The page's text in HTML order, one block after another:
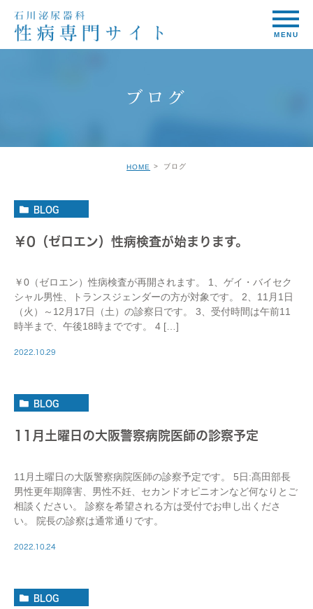
ブログ
HOME ブログ
BLOG
￥0（ゼロエン）性病検査が始まります。
￥0（ゼロエン）性病検査が再開されます。 1、ゲイ・バイセク
シャル男性、トランスジェンダーの方が対象です。 2、11月1日
（火）～12月17日（土）の診察日です。 3、受付時間は午前11
時半まで、午後18時までです。 4 […]
2022.10.29
BLOG
11月土曜日の大阪警察病院医師の診察予定
11月土曜日の大阪警察病院医師の診察予定です。 5日:髙田部長
男性更年期障害、男性不妊、セカンドオピニオンなど何なりとご
相談ください。 診察を希望される方は受付でお申し出くださ
い。 院長の診察は通常通りです。
2022.10.24
BLOG